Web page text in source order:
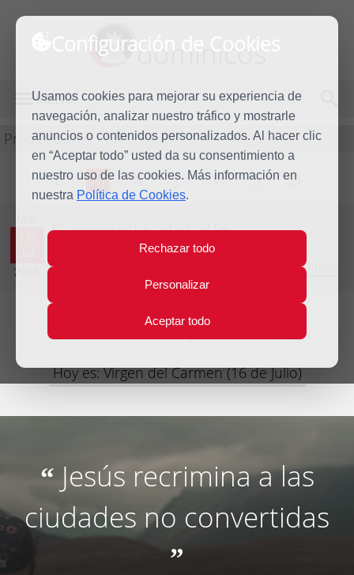
Configuración de Cookies
Usamos cookies para mejorar su experiencia de
navegación, analizar nuestro tráfico y mostrarle
anuncios o contenidos personalizados. Al hacer clic
en “Aceptar todo” usted da su consentimiento a
nuestro uso de las cookies. Más información en
nuestra Política de Cookies.
Rechazar todo
Personalizar
Aceptar todo
dominicos
MENÚ
Predicación
L M X J V S D
2013
Evangelio del día
Decimoquinta semana del Tiempo Ordinario - Año Impar
Lecturas del día y comentario
Hoy es: Virgen del Carmen (16 de Julio)
“ Jesús recrimina a las
ciudades no convertidas
”